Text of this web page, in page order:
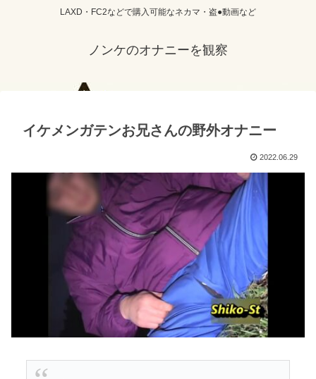
LAXD・FC2などで購入可能なネカマ・盗●動画など
ノンケのオナニーを観察
イケメンガテンお兄さんの野外オナニー
2022.06.29